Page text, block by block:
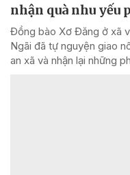
nhận quà nhu yếu
Đồng bào Xơ Đăng ở xã
Ngãi đã tự nguyện giao
an xã và nhận lại những